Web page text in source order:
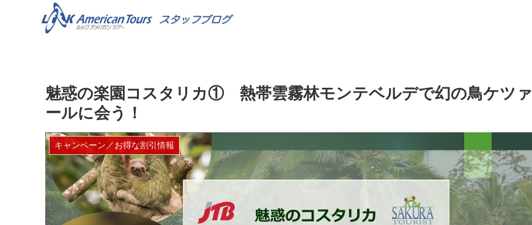
魅惑の楽園コスタリカ① 熱帯雲霧林モンテベルデで幻の鳥ケツァ
ールに会う！
キャンペーン／お得な割引情報